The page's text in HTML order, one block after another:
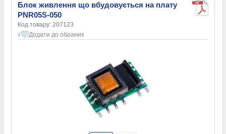
Блок живлення що вбудовується на плату
PNR05S-050
Код товару: 207123
1 Додати до обраних